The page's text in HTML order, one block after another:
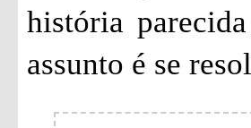
história
assunto é se